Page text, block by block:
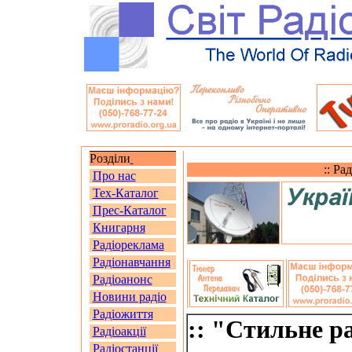
Розділи
Про нас
Тех-Каталог
Прес-Каталог
Книгарня
Радіореклама
Радіонавчання
Радіоанонс
Новини радіо
Радіожиття
Радіоакції
Радіостанції
::
:: "Стильне